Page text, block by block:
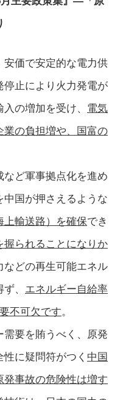
安価で安定的な電力供
止により火力発電が
の増加を受け、 電気
の負担増や、国富の
など軍事拠点化を進め
国が押さえるような
上輸送路）を確保でき
握られることになりか
などの再生可能エネル
、 エネルギー自給率
不可欠です。
需要を賄うべく、原発
に疑問符がつく 中国
事故の危険性は増す